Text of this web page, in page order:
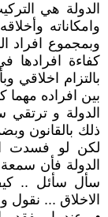
الدولة هي
وامكاناته
وبمجموع افراد
كفاءة افرادها
بالتزام اخلاقي
بين افراده مهما
الدولة و ترتقي
ذلك بالقانون
لكن لو فسدت
الدولة فأن سمعة
سأل سأئل ..
الاخلاق ...